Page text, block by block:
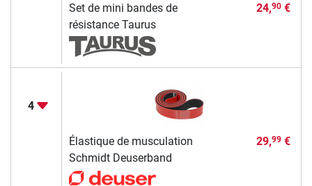
Set de mini bandes de
résistance Taurus
24,90€
4
Élastique de musculation
Schmidt Deuserband
29,99€